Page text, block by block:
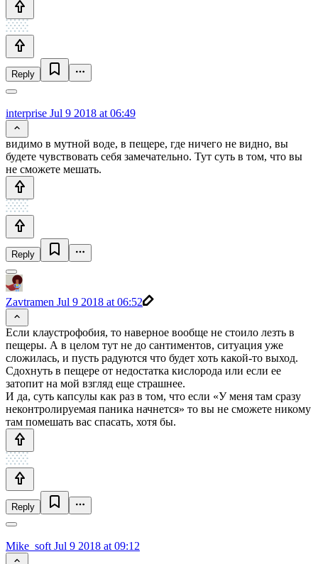
Reply
interprise Jul 9 2018 at 06:49
видимо в мутной воде, в пещере, где ничего не видно, вы
будете чувствовать себя замечательно. Тут суть в том, что вы
не сможете мешать.
Reply
Zavtramen Jul 9 2018 at 06:52
Если клаустрофобия, то наверное вообще не стоило лезть в
пещеры. А в целом тут не до сантиментов, ситуация уже
сложилась, и пусть радуются что будет хоть какой-то выход.
Сдохнуть в пещере от недостатка кислорода или если ее
затопит на мой взгляд еще страшнее.
И да, суть капсулы как раз в том, что если «У меня там сразу
неконтролируемая паника начнется» то вы не сможете никому
там помешать вас спасать, хотя бы.
Reply
Mike_soft Jul 9 2018 at 09:12